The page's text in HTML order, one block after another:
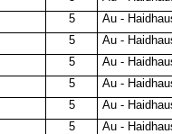
5
Au -
5
Au -
5
Au -
5
Au -
5
Au -
5
Au -